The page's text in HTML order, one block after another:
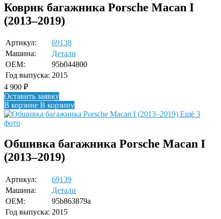
Коврик багажника Porsche Macan I
(2013–2019)
Артикул:
69138
Машина:
Детали
OEM:
95b044800
Год выпуска: 2015
4 900 ₽
Оставить заявку
В корзине В корзину
Ещё 3
фото
Обшивка багажника Porsche Macan I
(2013–2019)
Артикул:
69139
Машина:
Детали
OEM:
95b863879a
Год выпуска: 2015